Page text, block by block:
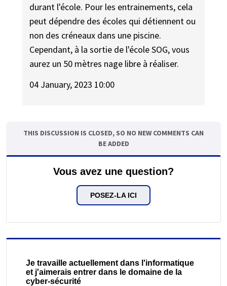
durant l'école. Pour les entrainements, cela
peut dépendre des écoles qui détiennent ou
non des créneaux dans une piscine.
Cependant, à la sortie de l'école SOG, vous
aurez un 50 mètres nage libre à réaliser.
04 January, 2023 10:00
THIS DISCUSSION IS CLOSED, SO NO NEW COMMENTS CAN
BE ADDED
Vous avez une question?
POSEZ-LA ICI
Je travaille actuellement dans l'informatique
et j'aimerais entrer dans le domaine de la
cyber-sécurité